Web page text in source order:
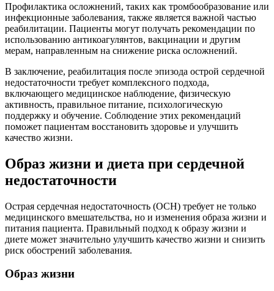
Профилактика осложнений, таких как тромбообразование или
инфекционные заболевания, также является важной частью
реабилитации. Пациенты могут получать рекомендации по
использованию антикоагулянтов, вакцинации и другим
мерам, направленным на снижение риска осложнений.
В заключение, реабилитация после эпизода острой сердечной
недостаточности требует комплексного подхода,
включающего медицинское наблюдение, физическую
активность, правильное питание, психологическую
поддержку и обучение. Соблюдение этих рекомендаций
поможет пациентам восстановить здоровье и улучшить
качество жизни.
Образ жизни и диета при сердечной
недостаточности
Острая сердечная недостаточность (ОСН) требует не только
медицинского вмешательства, но и изменения образа жизни и
питания пациента. Правильный подход к образу жизни и
диете может значительно улучшить качество жизни и снизить
риск обострений заболевания.
Образ жизни